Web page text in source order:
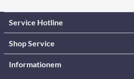
Service Hotline
Shop Service
Informationem